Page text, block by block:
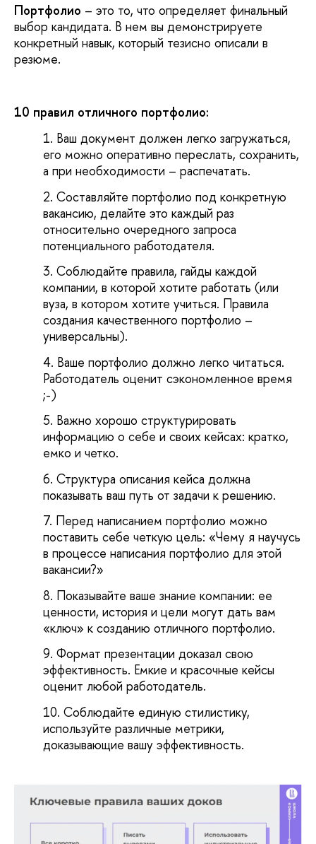
Портфолио – это то, что определяет финальный
выбор кандидата. В нем вы демонстрируете
конкретный навык, который тезисно описали в
резюме.
10 правил отличного портфолио:
Ваш документ должен легко загружаться,
его можно оперативно переслать, сохранить,
а при необходимости – распечатать.
Составляйте портфолио под конкретную
вакансию, делайте это каждый раз
относительно очередного запроса
потенциального работодателя.
Соблюдайте правила, гайды каждой
компании, в которой хотите работать (или
вуза, в котором хотите учиться. Правила
создания качественного портфолио –
универсальны).
Ваше портфолио должно легко читаться.
Работодатель оценит сэкономленное время
;-)
Важнохорошо структурировать
информацию о себе и своих кейсах: кратко,
емко и четко.
Структура описания кейса должна
показывать ваш путь от задачи к решению.
Перед написанием портфолио можно
поставить себе четкую цель: «Чему я научусь
в процессе написания портфолио для этой
вакансии?»
Показывайте ваше знание компании: ее
ценности, история и цели могут дать вам
«ключ» к созданию отличного портфолио.
Формат презентации доказал свою
эффективность. Емкие и красочные кейсы
оценит любой работодатель.
Соблюдайте единую стилистику,
используйте различные метрики,
доказывающие вашу эффективность.